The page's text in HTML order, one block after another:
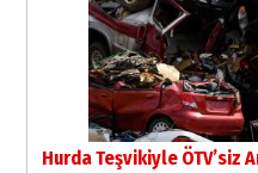
Hurda Teşvikiyle
Yıldırım
HAVVA’NIN ÜÇ
09 Temmuz 2026
Yusuf POLAT
Şampiyonluk